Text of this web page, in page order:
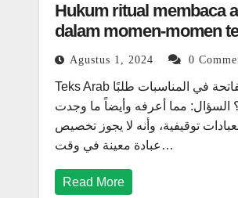
Hukum ritual membaca
dalam momen-momen
Agustus 1, 2024 0
Teks Arab ما حكم قراءة الفاتحة في المناسبات طلبًا
السؤال: مما أعرفه وأيضاً ما وجدت
توقيفية، وأنه لا يجوز تخصيص
عبادة معينة في وقت…
Read More